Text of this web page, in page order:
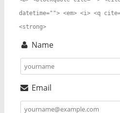
datetime=""> <em> <i> <q
<strong>
Name
Email